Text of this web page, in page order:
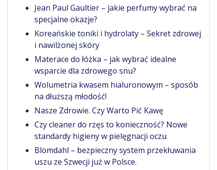
Jean Paul Gaultier – jakie perfumy wybrać na
specjalne okazje?
Koreańskie toniki i hydrolaty – Sekret zdrowej
i nawilżonej skóry
Materace do łóżka – jak wybrać idealne
wsparcie dla zdrowego snu?
Wolumetria kwasem hialuronowym – sposób
na dłuższą młodość!
Nasze Zdrowie. Czy Warto Pić Kawę
Czy cleaner do rzęs to konieczność? Nowe
standardy higieny w pielęgnacji oczu
Blomdahl – bezpieczny system przekłuwania
uszu ze Szwecji już w Polsce.